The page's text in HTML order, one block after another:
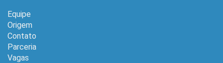
Equipe
Origem
Contato
Parceria
Vagas